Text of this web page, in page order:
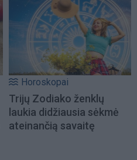
Horoskopai
Trijų Zodiako ženklų
laukia didžiausia sėkmė
ateinančią savaitę